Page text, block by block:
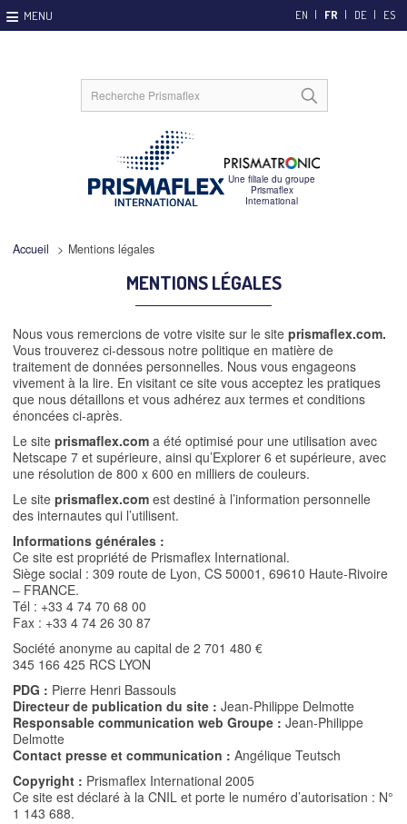
EN FR DE ES
Accueil > Mentions légales
MENTIONS LÉGALES
Nous vous remercions de votre visite sur le site prismaflex.com.
Vous trouverez ci-dessous notre politique en matière de
traitement de données personnelles. Nous vous engageons
vivement à la lire. En visitant ce site vous acceptez les pratiques
que nous détaillons et vous adhérez aux termes et conditions
énoncées ci-après.
Le site prismaflex.com a été optimisé pour une utilisation avec
Netscape 7 et supérieure, ainsi qu’Explorer 6 et supérieure, avec
une résolution de 800 x 600 en milliers de couleurs.
Le site prismaflex.com est destiné à l’information personnelle
des internautes qui l’utilisent.
Informations générales :
Ce site est propriété de Prismaflex International.
Siège social : 309 route de Lyon, CS 50001, 69610 Haute-Rivoire
– FRANCE.
Tél : +33 4 74 70 68 00
Fax : +33 4 74 26 30 87
Société anonyme au capital de 2 701 480 €
345 166 425 RCS LYON
PDG : Pierre Henri Bassouls
Directeur de publication du site : Jean-Philippe Delmotte
Responsable communication web Groupe : Jean-Philippe
Delmotte
Contact presse et communication : Angélique Teutsch
Copyright : Prismaflex International 2005
Ce site est déclaré à la CNIL et porte le numéro d’autorisation : N°
1 143 688.